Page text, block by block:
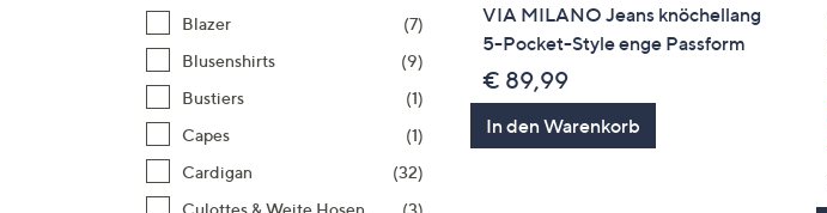
Blazer
(7)
Blusenshirts
(9)
Bustiers
(1)
Capes
(1)
Cardigan
(32)
Culottes & Weite Hosen
(3)
VIA MILANO Jeans knöchellang
5-Pocket-Style enge Passform
€ 89,99
In den Warenkorb